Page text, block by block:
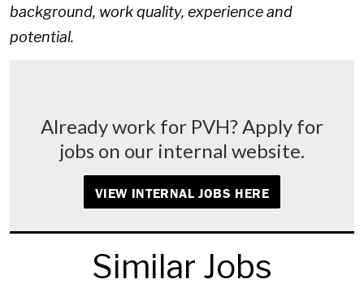
background, work quality, experience and
potential.
Already work for PVH? Apply for
jobs on our internal website.
VIEW INTERNAL JOBS HERE
Similar Jobs